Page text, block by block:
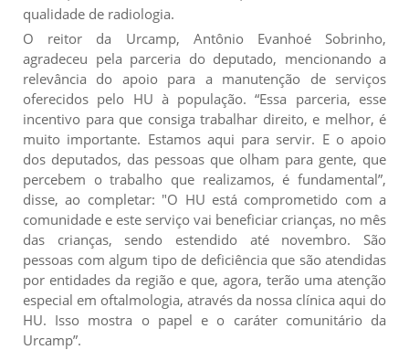
qualidade de radiologia.
O reitor da Urcamp, Antônio Evanhoé Sobrinho,
agradeceu pela parceria do deputado, mencionando a
relevância do apoio para a manutenção de serviços
oferecidos pelo HU à população. “Essa parceria, esse
incentivo para que consiga trabalhar direito, e melhor, é
muito importante. Estamos aqui para servir. E o apoio
dos deputados, das pessoas que olham para gente, que
percebem o trabalho que realizamos, é fundamental”,
disse, ao completar: "O HU está comprometido com a
comunidade e este serviço vai beneficiar crianças, no mês
das crianças, sendo estendido até novembro. São
pessoas com algum tipo de deficiência que são atendidas
por entidades da região e que, agora, terão uma atenção
especial em oftalmologia, através da nossa clínica aqui do
HU. Isso mostra o papel e o caráter comunitário da
Urcamp”.